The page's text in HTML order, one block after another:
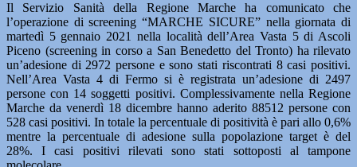
Il Servizio Sanità della Regione Marche ha comunicato che
l’operazione di screening “MARCHE SICURE” nella giornata di
martedì 5 gennaio 2021 nella località dell’Area Vasta 5 di Ascoli
Piceno (screening in corso a San Benedetto del Tronto) ha rilevato
un’adesione di 2972 persone e sono stati riscontrati 8 casi positivi.
Nell’Area Vasta 4 di Fermo si è registrata un’adesione di 2497
persone con 14 soggetti positivi. Complessivamente nella Regione
Marche da venerdì 18 dicembre hanno aderito 88512 persone con
528 casi positivi. In totale la percentuale di positività è pari allo 0,6%
mentre la percentuale di adesione sulla popolazione target è del
28%. I casi positivi rilevati sono stati sottoposti al tampone